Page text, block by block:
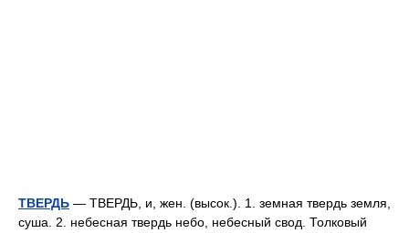
ТВЕРДЬ — ТВЕРДЬ, и, жен. (высок.). 1. земная твердь земля,
суша. 2. небесная твердь небо, небесный свод. Толковый